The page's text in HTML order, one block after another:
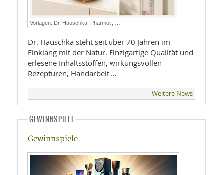
Vorlagen: Dr. Hauschka, Pharmos, …
Dr. Hauschka steht seit über 70 Jahren im
Einklang mit der Natur. Einzigartige Qualität und
erlesene Inhaltsstoffen, wirkungsvollen
Rezepturen, Handarbeit …
Weitere News
GEWINNSPIELE
Gewinnspiele